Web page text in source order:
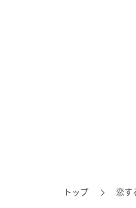
トップ 恋す